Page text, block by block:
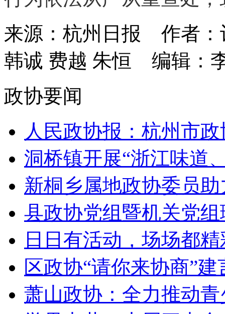
来源：杭州日报 作者
韩诚 费越 朱恒 编辑：
政协要闻
人民政协报：杭州市
洞桥镇开展“浙江味道
新桐乡属地政协委员助
县政协党组暨机关党
日日有活动，场场都
区政协“请你来协商”
萧山政协：全力推动